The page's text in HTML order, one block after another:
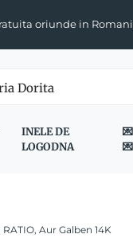
oriunde in
INELE DE
LOGODNA
💌
Aur Galben 14K